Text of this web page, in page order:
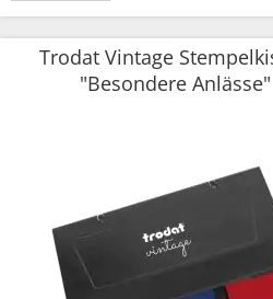
Trodat Vintage
"Besondere Anlässe"